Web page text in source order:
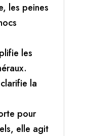
les peines
les
la
pour
elle agit